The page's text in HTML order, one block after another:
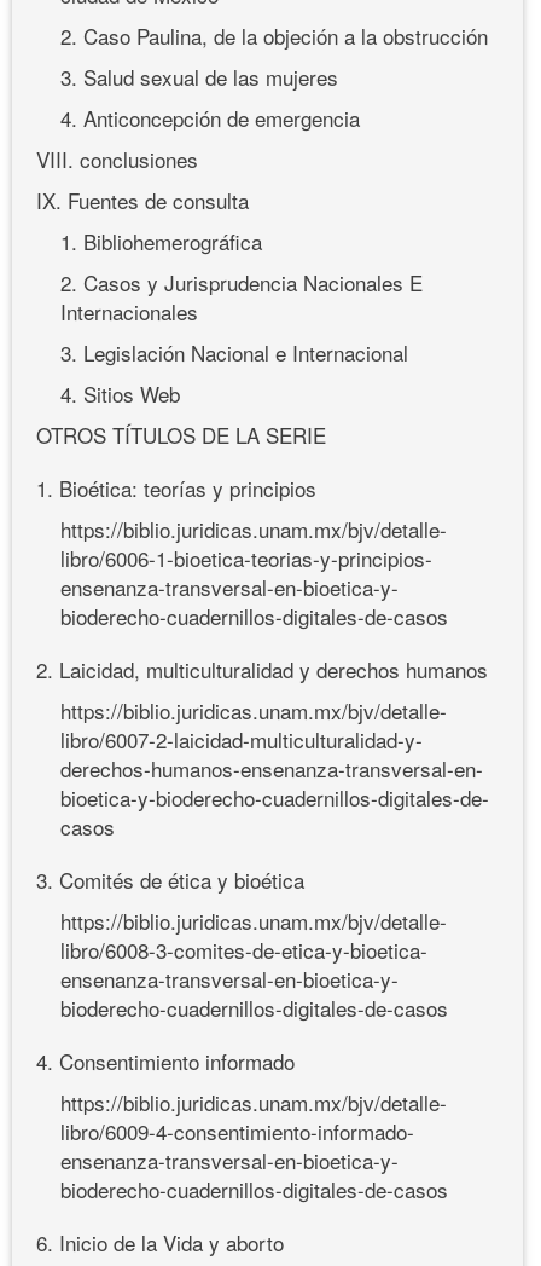
2. Caso Paulina, de la objeción a la obstrucción
3. Salud sexual de las mujeres
4. Anticoncepción de emergencia
VIII. conclusiones
IX. Fuentes de consulta
1. Bibliohemerográfica
2. Casos y Jurisprudencia Nacionales E
Internacionales
3. Legislación Nacional e Internacional
4. Sitios Web
OTROS TÍTULOS DE LA SERIE
1. Bioética: teorías y principios
https://biblio.juridicas.unam.mx/bjv/detalle-
libro/6006-1-bioetica-teorias-y-principios-
ensenanza-transversal-en-bioetica-y-
bioderecho-cuadernillos-digitales-de-casos
2. Laicidad, multiculturalidad y derechos humanos
https://biblio.juridicas.unam.mx/bjv/detalle-
libro/6007-2-laicidad-multiculturalidad-y-
derechos-humanos-ensenanza-transversal-en-
bioetica-y-bioderecho-cuadernillos-digitales-de-
casos
3. Comités de ética y bioética
https://biblio.juridicas.unam.mx/bjv/detalle-
libro/6008-3-comites-de-etica-y-bioetica-
ensenanza-transversal-en-bioetica-y-
bioderecho-cuadernillos-digitales-de-casos
4. Consentimiento informado
https://biblio.juridicas.unam.mx/bjv/detalle-
libro/6009-4-consentimiento-informado-
ensenanza-transversal-en-bioetica-y-
bioderecho-cuadernillos-digitales-de-casos
6. Inicio de la Vida y aborto